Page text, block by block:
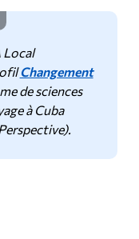
Local
Changement
de sciences
à Cuba
).